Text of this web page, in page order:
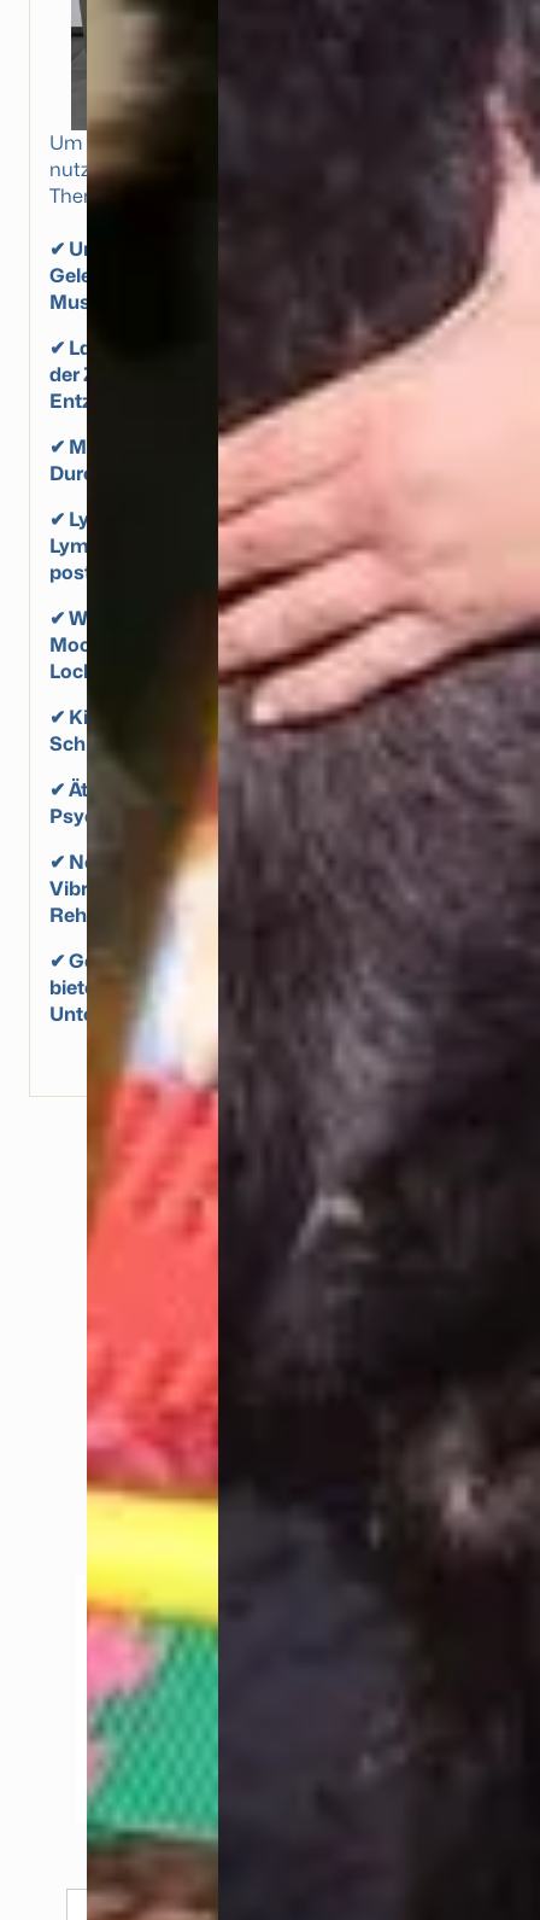
Um den Heilungsprozessgezielt zu unterstützen,
nutze ich verschiedene moderne
Therapiemethoden:
✔ Unterwasserlaufband für Kleintiere –
Gelenkschonendes Training für Rehabilitation,
Muskelaufbau und Bewegungserhaltung
✔ Laser- & Magnetfeldtherapie – Aktivierung
der Zellregeneration, Schmerzlinderung &
Entzündungshemmung
✔ Matrix-Rhythmus-Therapie – Förderung von
Durchblutung & Gewebestimulation
✔ Lymphdrainage – Unterstützung des
Lymphflusses bei Schwellungen oder
postoperativen Beschwerden
✔ Wellness & Entspannung – Massagen,
Moorpackungen & Wärmetherapie zur
Lockerung und Regeneration
✔ Kinesiotaping – Sanfte Stabilisierung &
Schmerzreduktion durch elastische Tapes
✔ Ätherische Öle – Unterstützung von Körper &
Psyche durch natürliche Aromatherapie
✔ Novafon-Therapie – Tiefenwirksame
Vibration zur Muskelstimulation &
Rehabilitation
✔ Geräteverleih – Zur nachhaltigen Therapie
biete ich verschiedene Geräte wochenweise zur
Unterstützung an.
Newsletter
BLEIB AUF DEM LAUFENDEN